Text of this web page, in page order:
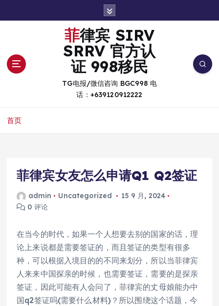
菲律宾 SIRV
SRRV 官方认
证 998移民
TG电报/微信咨询 BGC998 电
话：+639120912222
首页
菲律宾女友怎么申请Q1 Q2签证
admin Uncategorized
15 9 月, 2024
0 评论
在当今的时代，如果一个人想要去别的国家的话，理
论上来说都是需要签证的，而且签证的类型有很多
种，可以根据入境目的的不同来划分，所以当菲律宾
人来来中国探亲的时候，也需要签证，需要的是探亲
签证，因此可能有人会问了，菲律宾的丈母娘能办中
国q2签证吗(需要什么材料)？所以围绕这个话题，今